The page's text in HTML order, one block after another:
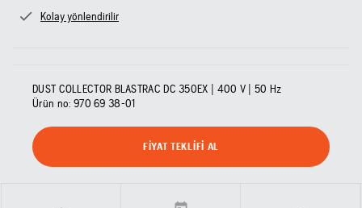
Kolay yönlendirilir
DUST COLLECTOR BLASTRAC DC 350EX | 400 V | 50 Hz
Ürün no: 970 69 38‑01
FIYAT TEKLIFI AL